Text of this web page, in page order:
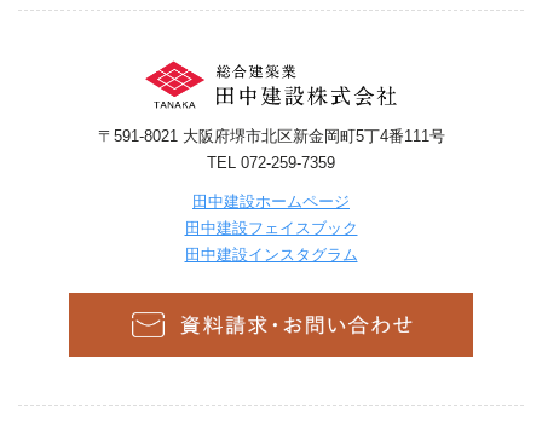
〒591-8021 大阪府堺市北区新金岡町5丁4番111号
TEL 072-259-7359
田中建設ホームページ
田中建設フェイスブック
田中建設インスタグラム